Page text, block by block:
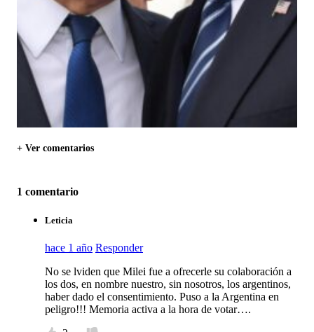
+ Ver comentarios
1 comentario
Leticia
hace 1 año Responder
No se lviden que Milei fue a ofrecerle su colaboración a
los dos, en nombre nuestro, sin nosotros, los argentinos,
haber dado el consentimiento. Puso a la Argentina en
peligro!!! Memoria activa a la hora de votar….